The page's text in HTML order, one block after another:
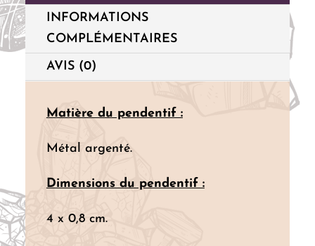
INFORMATIONS
COMPLÉMENTAIRES
AVIS (0)
Matière du pendentif :
Métal argenté.
Dimensions du pendentif :
4 x 0,8 cm.